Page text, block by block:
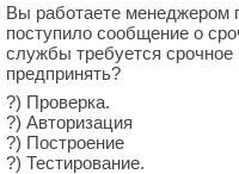
Вы работаете менеджером
поступило сообщение о
службы требуется
предпринять?
?) Проверка.
?) Авторизация
?) Построение
?) Тестирование.